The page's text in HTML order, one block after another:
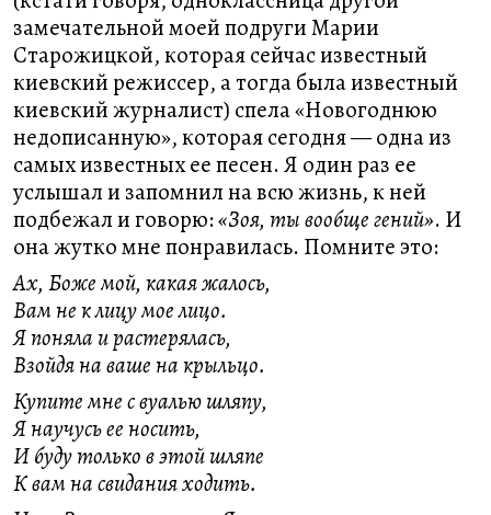
замечательной моей подруги Марии
Старожицкой, которая сейчас известный
киевский режиссер, а тогда была известный
киевский журналист) спела «Новогоднюю
недописанную», которая сегодня — одна из
самых известных ее песен. Я один раз ее
услышал и запомнил на всю жизнь, к ней
подбежал и говорю:«Зоя, ты вообще гений». И
она жутко мне понравилась. Помните это:
Ах, Боже мой, какая жалось,
Вам не к лицу мое лицо.
Я поняла и растерялась,
Взойдя на ваше на крыльцо.
Купите мне с вуалью шляпу,
Я научусь ее носить,
И буду только в этой шляпе
К вам на свидания ходить.